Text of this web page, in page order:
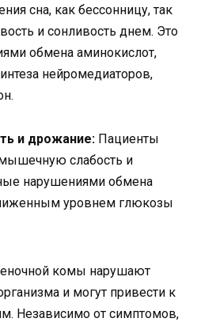
сна, как бессонницу, так
и сонливость днем. Это
обмена аминокислот,
нейромедиаторов,
и дрожание: Пациенты
слабость и
нарушениями обмена
уровнем глюкозы
комы нарушают
и могут привести к
Независимо от симптомов,